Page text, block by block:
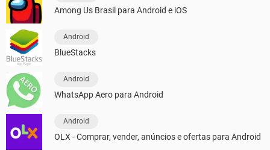
Among Us Brasil para Android e iOS
Android
BlueStacks
Android
WhatsApp Aero para Android
Android
OLX - Comprar, vender, anúncios e ofertas para Android